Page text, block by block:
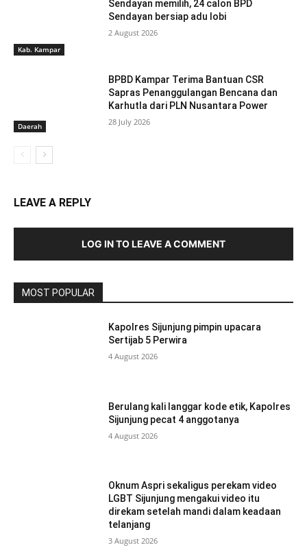
Kab. Kampar
Sendayan memilih, 24 calon BPD
Sendayan bersiap adu lobi
2 August 2026
Daerah
BPBD Kampar Terima Bantuan CSR
Sapras Penanggulangan Bencana dan
Karhutla dari PLN Nusantara Power
28 July 2026
LEAVE A REPLY
LOG IN TO LEAVE A COMMENT
MOST POPULAR
Kapolres Sijunjung pimpin upacara
Sertijab 5 Perwira
4 August 2026
Berulang kali langgar kode etik, Kapolres
Sijunjung pecat 4 anggotanya
4 August 2026
Oknum Aspri sekaligus perekam video
LGBT Sijunjung mengakui video itu
direkam setelah mandi dalam keadaan
telanjang
3 August 2026